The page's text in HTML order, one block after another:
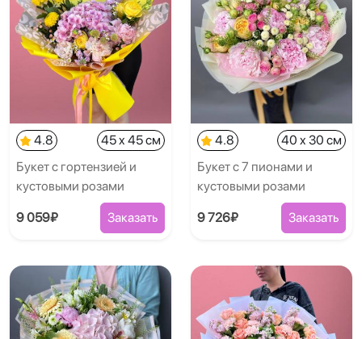
4.8
45 x 45 см
Букет с гортензией и
кустовыми розами
9 059₽ Заказать
4.8
40 x 30 см
Букет с 7 пионами и
кустовыми розами
9 726₽ Заказать